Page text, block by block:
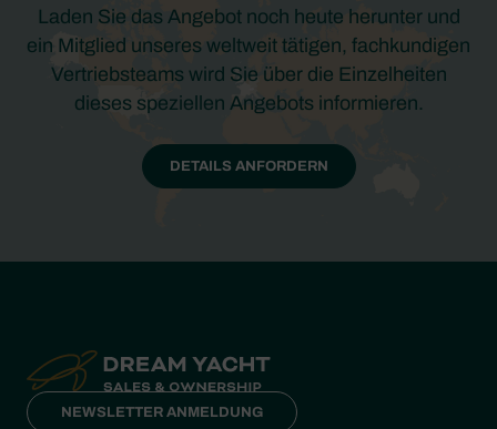
Laden Sie das Angebot noch heute herunter und
ein Mitglied unseres weltweit tätigen, fachkundigen
Vertriebsteams wird Sie über die Einzelheiten
dieses speziellen Angebots informieren.
DETAILS ANFORDERN
NEWSLETTER ANMELDUNG